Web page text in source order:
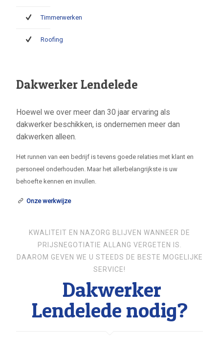
Timmerwerken
Roofing
Dakwerker Lendelede
Hoewel we over meer dan 30 jaar ervaring als
dakwerker beschikken, is ondernemen meer dan
dakwerken alleen.
Het runnen van een bedrijf is tevens goede relaties met klant en
personeel onderhouden. Maar het allerbelangrijkste is uw
behoefte kennen en invullen.
Onze werkwijze
KWALITEIT EN NAZORG BLIJVEN WANNEER DE
PRIJSNEGOTIATIE ALLANG VERGETEN IS.
DAAROM GEVEN WE U STEEDS DE BESTE MOGELIJKE
SERVICE!
Dakwerker
Lendelede nodig?